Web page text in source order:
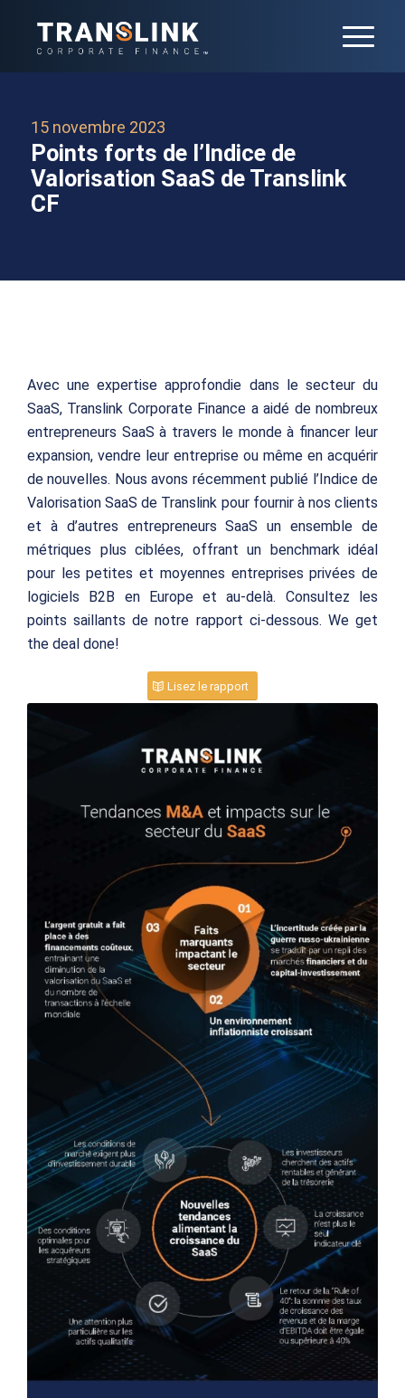
15 novembre 2023
Points forts de l’Indice de
Valorisation SaaS de Translink
CF
Avec une expertise approfondie dans le secteur du
SaaS, Translink Corporate Finance a aidé de nombreux
entrepreneurs SaaS à travers le monde à financer leur
expansion, vendre leur entreprise ou même en acquérir
de nouvelles. Nous avons récemment publié l’Indice de
Valorisation SaaS de Translink pour fournir à nos clients
et à d’autres entrepreneurs SaaS un ensemble de
métriques plus ciblées, offrant un benchmark idéal
pour les petites et moyennes entreprises privées de
logiciels B2B en Europe et au-delà. Consultez les
points saillants de notre rapport ci-dessous. We get
the deal done!
Lisez le rapport